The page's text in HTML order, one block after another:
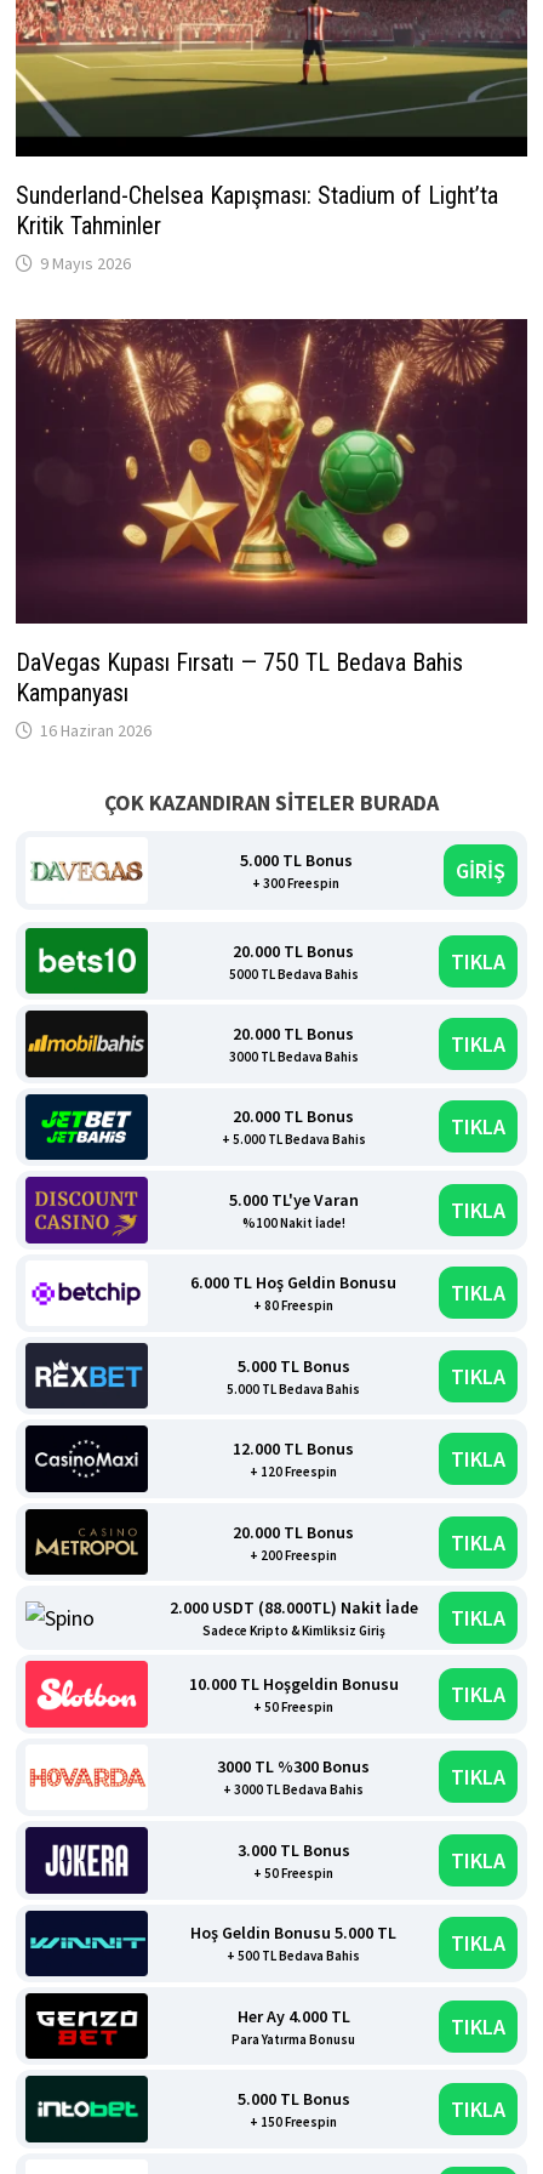
Sunderland-Chelsea Kapışması: Stadium of Light’ta
Kritik Tahminler
9 Mayıs 2026
DaVegas Kupası Fırsatı — 750 TL Bedava Bahis
Kampanyası
16 Haziran 2026
ÇOK KAZANDIRAN SİTELER BURADA
5.000 TL Bonus
+ 300 Freespin GİRİŞ
20.000 TL Bonus
5000 TL Bedava Bahis TIKLA
20.000 TL Bonus
3000 TL Bedava Bahis TIKLA
20.000 TL Bonus
+ 5.000 TL Bedava Bahis TIKLA
5.000 TL'ye Varan
%100 Nakit İade! TIKLA
6.000 TL Hoş Geldin Bonusu
+ 80 Freespin TIKLA
5.000 TL Bonus
5.000 TL Bedava Bahis TIKLA
12.000 TL Bonus
+ 120 Freespin TIKLA
20.000 TL Bonus
+ 200 Freespin TIKLA
2.000 USDT (88.000TL) Nakit İade
Sadece Kripto & Kimliksiz Giriş TIKLA
10.000 TL Hoşgeldin Bonusu
+ 50 Freespin TIKLA
3000 TL %300 Bonus
+ 3000 TL Bedava Bahis TIKLA
3.000 TL Bonus
+ 50 Freespin TIKLA
Hoş Geldin Bonusu 5.000 TL
+ 500 TL Bedava Bahis TIKLA
Her Ay 4.000 TL
Para Yatırma Bonusu TIKLA
5.000 TL Bonus
+ 150 Freespin TIKLA